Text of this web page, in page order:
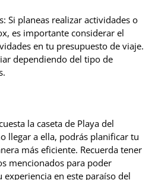
Si planeas realizar actividades o
es importante considerar el
en tu presupuesto de viaje.
dependiendo del tipo de
la caseta de Playa del
llegar a ella, podrás planificar tu
más eficiente. Recuerda tener
mencionados para poder
en este paraíso del